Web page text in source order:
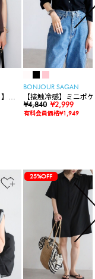
シ
ップ
BONJOUR SAGAN
【接触冷感】ミニポ
袖ニットカーディガン
¥4,840 ¥2,999
有料会員価格¥1,949
25%OFF